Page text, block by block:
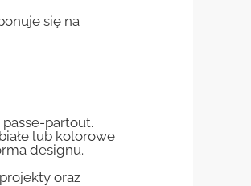
się na
partout.
lub kolorowe
designu.
oraz